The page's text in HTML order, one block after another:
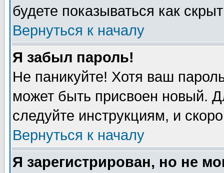
будете показываться как
Вернуться к началу
Я забыл пароль!
Не паникуйте! Хотя ваш
может быть присвоен новый.
следуйте инструкциям, и
Вернуться к началу
Я зарегистрирован, но не